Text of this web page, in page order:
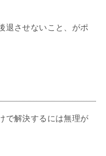
退させないこと、がポ
で解決するには無理が